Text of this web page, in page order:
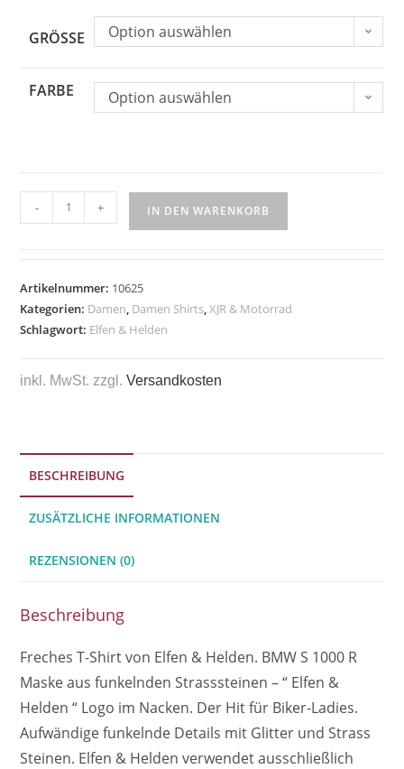
GRÖSSE Option auswählen
FARBE Option auswählen
- + IN DEN WARENKORB
Artikelnummer: 10625
Kategorien: Damen, Damen Shirts,XJR & Motorrad
Schlagwort: Elfen & Helden
inkl. MwSt. zzgl.Versandkosten
BESCHREIBUNG
ZUSÄTZLICHE INFORMATIONEN
REZENSIONEN (0)
Beschreibung
Freches T-Shirt von Elfen & Helden. BMW S 1000 R
Maske aus funkelnden Strasssteinen – “ Elfen &
Helden “ Logo im Nacken. Der Hit für Biker-Ladies.
Aufwändige funkelnde Details mit Glitter und Strass
Steinen. Elfen & Helden verwendet ausschließlich